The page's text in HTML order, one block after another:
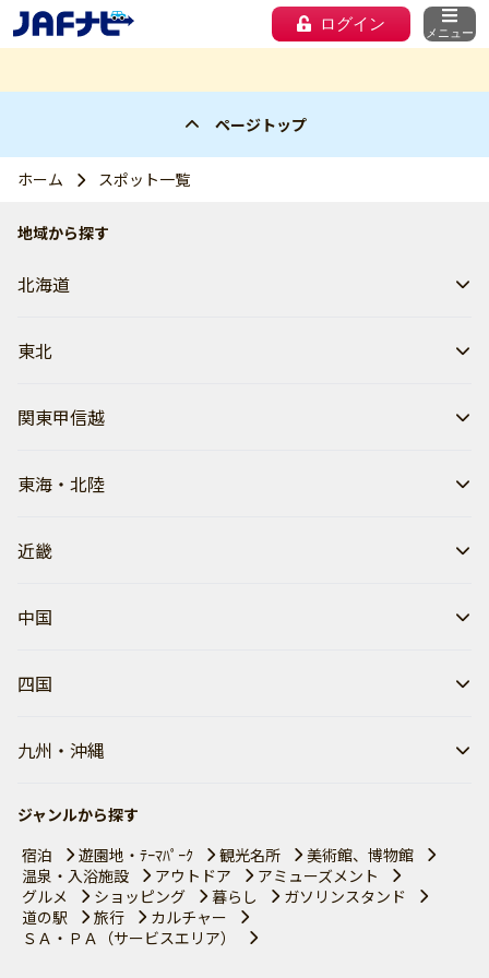
ログイン メニュー
ページトップ
ホーム スポット一覧
地域から探す
北海道
東北
関東甲信越
東海・北陸
近畿
中国
四国
九州・沖縄
ジャンルから探す
宿泊
遊園地・ﾃｰﾏﾊﾟｰｸ 観光名所
美術館、博物館
温泉・入浴施設
アウトドア
アミューズメント
グルメ
ショッピング 暮らし
ガソリンスタンド
道の駅
旅行
カルチャー
ＳＡ・ＰＡ（サービスエリア）